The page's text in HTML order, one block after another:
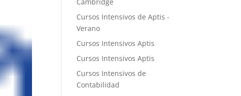
Cursos Intensivos de Aptis -
Verano
Cursos Intensivos Aptis
Cursos Intensivos Aptis
Cursos Intensivos de
Contabilidad